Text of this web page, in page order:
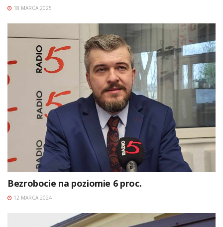
18 MARCA 2025
Bezrobocie na poziomie 6 proc.
12 MARCA 2024